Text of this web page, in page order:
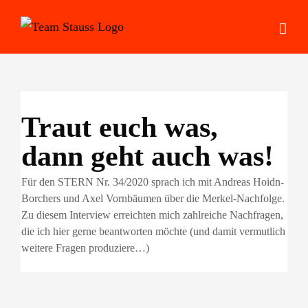
Inhalt
springen
Traut euch was,
dann geht auch was!
Für den STERN Nr. 34/2020 sprach ich mit Andreas Hoidn-
Borchers und Axel Vornbäumen über die Merkel-Nachfolge.
Zu diesem Interview erreichten mich zahlreiche Nachfragen,
die ich hier gerne beantworten möchte (und damit vermutlich
weitere Fragen produziere…)